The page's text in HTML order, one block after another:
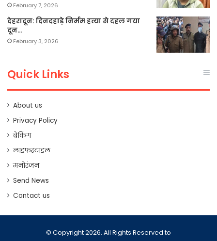
February 7, 2026
देहरादून: दिनदहाड़े निर्मम हत्या से दहल गया
दून…
February 3, 2026
Quick Links
About us
Privacy Policy
ब्रेकिंग
लाइफस्टाइल
मनोरंजन
Send News
Contact us
© Copyright 2026. All Rights Reserved to